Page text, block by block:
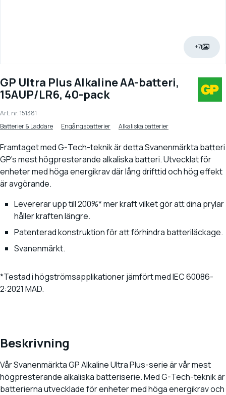
+7
GP Ultra Plus Alkaline AA-batteri,
15AUP/LR6, 40-pack
Art. nr.151381
Batterier & Laddare
Engångsbatterier Alkaliska batterier
Framtaget med G-Tech-teknik är detta Svanenmärkta batteri
GP's mest högpresterande alkaliska batteri. Utvecklat för
enheter med höga energikrav där lång drifttid och hög effekt
är avgörande.
Levererar upp till 200%* mer kraft vilket gör att dina prylar
håller kraften längre.
Patenterad konstruktion för att förhindra batteriläckage.
Svanenmärkt.
*Testad i högströmsapplikationer jämfört med IEC 60086-
2:2021 MAD.
Beskrivning
Vår Svanenmärkta GP Alkaline Ultra Plus-serie är vår mest
högpresterande alkaliska batteriserie. Med G-Tech-teknik är
batterierna utvecklade för enheter med höga energikrav och